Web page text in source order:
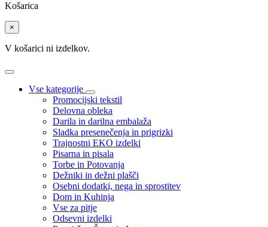
Košarica
×
V košarici ni izdelkov.
Vse kategorije
Promocijski tekstil
Delovna obleka
Darila in darilna embalaža
Sladka presenečenja in prigrizki
Trajnostni EKO izdelki
Pisarna in pisala
Torbe in Potovanja
Dežniki in dežni plašči
Osebni dodatki, nega in sprostitev
Dom in Kuhinja
Vse za pitje
Odsevni izdelki